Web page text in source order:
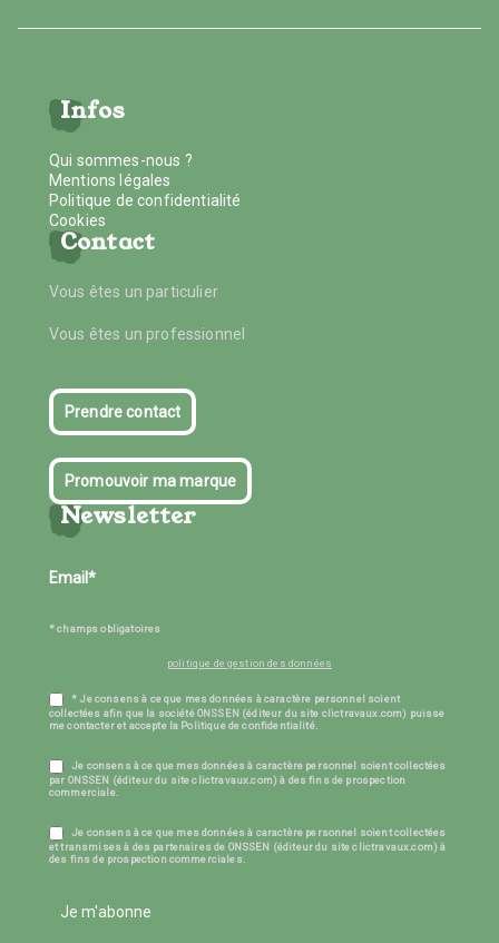
Infos
Qui sommes-nous ?
Mentions légales
Politique de confidentialité
Cookies
Contact
Vous êtes un particulier
Vous êtes un professionnel
Prendre contact
Promouvoir ma marque
Newsletter
* champs obligatoires
politique de gestion des données
* Je consens à ce que mes données à caractère personnel soient
collectées afin que la société ONSSEN (éditeur du site clictravaux.com) puisse
me contacter et accepte la Politique de confidentialité.
Je consens à ce que mes données à caractère personnel soient collectées
par ONSSEN (éditeur du site clictravaux.com) à des fins de prospection
commerciale.
Je consens à ce que mes données à caractère personnel soient collectées
et transmises à des partenaires de ONSSEN (éditeur du site clictravaux.com) à
des fins de prospection commerciales.
Je m'abonne